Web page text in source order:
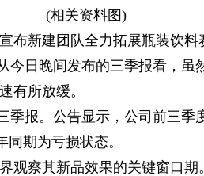
(相关资料图)
布新建团队全力拓展瓶装饮料
今日晚间发布的三季报看，虽
有所放缓。
季报。公告显示，公司前三季
同期为亏损状态。
观察其新品效果的关键窗口